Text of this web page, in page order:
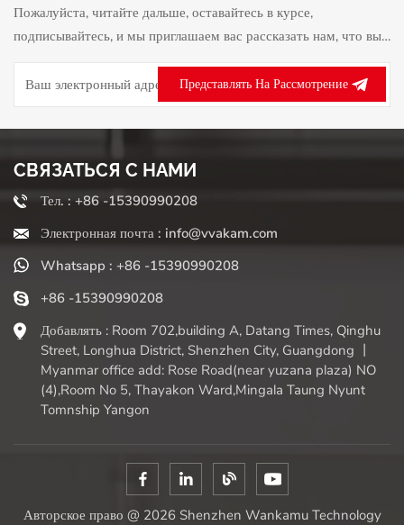
Пожалуйста, читайте дальше, оставайтесь в курсе,
подписывайтесь, и мы приглашаем вас рассказать нам, что вы
думаете.
Представлять На Рассмотрение
СВЯЗАТЬСЯ С НАМИ
Тел. : +86 -15390990208
Электронная почта : info@vvakam.com
Whatsapp : +86 -15390990208
+86 -15390990208
Добавлять : Room 702,building A, Datang Times, Qinghu
Street, Longhua District, Shenzhen City, Guangdong 丨
Myanmar office add: Rose Road(near yuzana plaza) NO
(4),Room No 5, Thayakon Ward,Mingala Taung Nyunt
Tomnship Yangon
Авторское право @ 2026 Shenzhen Wankamu Technology